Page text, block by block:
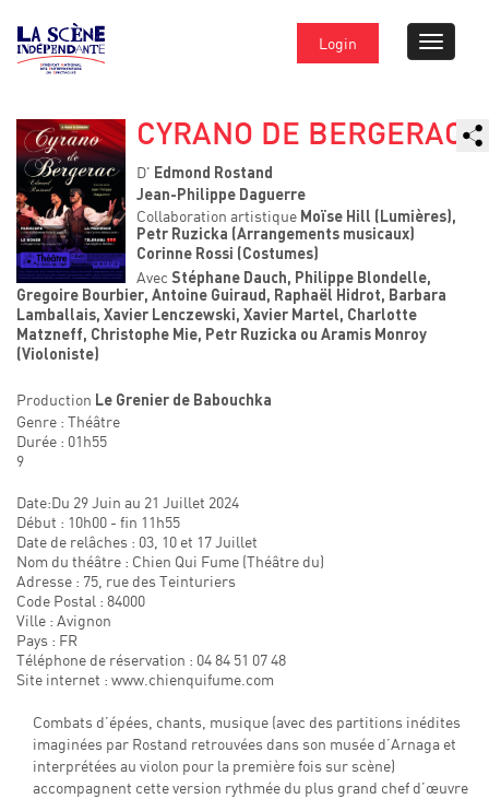
Login
CYRANO DE BERGERAC
D' Edmond Rostand
Jean-Philippe Daguerre
Collaboration artistique Moïse Hill (Lumières),
Petr Ruzicka (Arrangements musicaux)
Corinne Rossi (Costumes)
Avec Stéphane Dauch, Philippe Blondelle,
Gregoire Bourbier, Antoine Guiraud, Raphaël Hidrot, Barbara
Lamballais, Xavier Lenczewski, Xavier Martel, Charlotte
Matzneff, Christophe Mie, Petr Ruzicka ou Aramis Monroy
(Violoniste)
Production Le Grenier de Babouchka
Genre : Théâtre
Durée : 01h55
9
Date:Du 29 Juin au 21 Juillet 2024
Début : 10h00 - fin 11h55
Date de relâches : 03, 10 et 17 Juillet
Nom du théâtre : Chien Qui Fume (Théâtre du)
Adresse : 75, rue des Teinturiers
Code Postal : 84000
Ville : Avignon
Pays : FR
Téléphone de réservation : 04 84 51 07 48
Site internet : www.chienquifume.com
Combats d’épées, chants, musique (avec des partitions inédites
imaginées par Rostand retrouvées dans son musée d’Arnaga et
interprétées au violon pour la première fois sur scène)
accompagnent cette version rythmée du plus grand chef d’œuvre